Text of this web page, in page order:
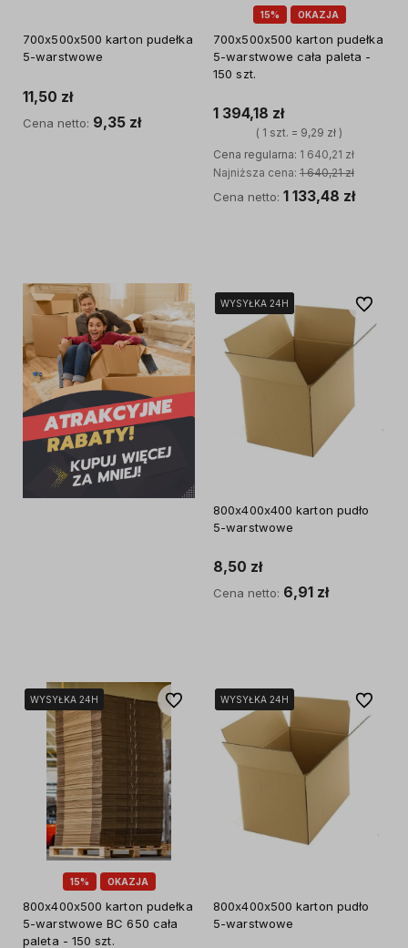
700x500x500 karton pudełka
5-warstwowe
11,50 zł
Cena netto: 9,35 zł
15% OKAZJA
700x500x500 karton pudełka
5-warstwowe cała paleta -
150 szt.
1 394,18 zł
( 1 szt. = 9,29 zł )
Cena regularna: 1 640,21 zł
Najniższa cena: 1 640,21 zł
Cena netto: 1 133,48 zł
WYSYŁKA 24H
WYSYŁKA 24H
WYSYŁKA 24H
WYSYŁKA 24H
800x400x400 karton pudło
5-warstwowe
8,50 zł
Cena netto: 6,91 zł
Do
15% OKAZJA
WYSYŁKA 24H
WYSYŁKA 24H
800x400x500 karton pudełka
5-warstwowe BC 650 cała
paleta - 150 szt.
Do ulubionychWYSYŁKA 24H
WYSYŁKA 24H
WYSYŁKA 24H
800x400x500 karton pudło
5-warstwowe
Do